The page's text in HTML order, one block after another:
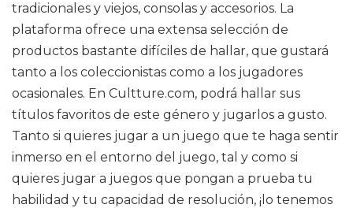
tradicionales y viejos, consolas y accesorios. La
plataforma ofrece una extensa selección de
productos bastante difíciles de hallar, que gustará
tanto a los coleccionistas como a los jugadores
ocasionales. En Cultture.com, podrá hallar sus
títulos favoritos de este género y jugarlos a gusto.
Tanto si quieres jugar a un juego que te haga sentir
inmerso en el entorno del juego, tal y como si
quieres jugar a juegos que pongan a prueba tu
habilidad y tu capacidad de resolución, ¡lo tenemos